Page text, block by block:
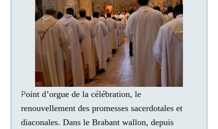
Point d’orgue de la célébration, le
renouvellement des promesses sacerdotales et
diaconales. Dans le Brabant wallon, depuis